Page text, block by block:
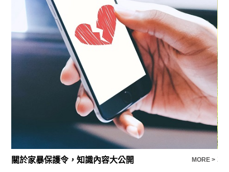
關於家暴保護令，知識內容大公開 MORE > 尋